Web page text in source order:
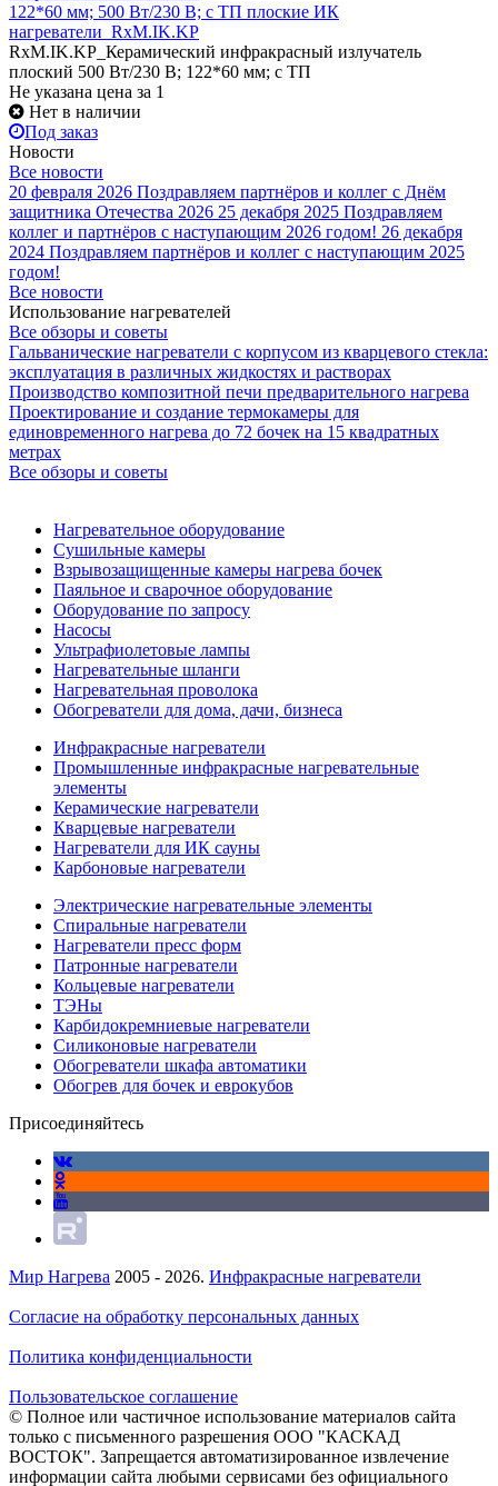
122*60 мм; 500 Вт/230 В; с ТП плоские ИК
нагреватели_RxM.IK.KP
RxM.IK.KP_Керамический инфракрасный излучатель
плоский 500 Вт/230 В; 122*60 мм; с ТП
Не указана цена за 1
Нет в наличии
Под заказ
Новости
Все новости
20 февраля 2026 Поздравляем партнёров и коллег с Днём
защитника Отечества 2026 25 декабря 2025 Поздравляем
коллег и партнёров с наступающим 2026 годом! 26 декабря
2024 Поздравляем партнёров и коллег с наступающим 2025
годом!
Все новости
Использование нагревателей
Все обзоры и советы
Гальванические нагреватели с корпусом из кварцевого стекла:
эксплуатация в различных жидкостях и растворах
Производство композитной печи предварительного нагрева
Проектирование и создание термокамеры для
единовременного нагрева до 72 бочек на 15 квадратных
метрах
Все обзоры и советы
Нагревательное оборудование
Сушильные камеры
Взрывозащищенные камеры нагрева бочек
Паяльное и сварочное оборудование
Оборудование по запросу
Насосы
Ультрафиолетовые лампы
Нагревательные шланги
Нагревательная проволока
Обогреватели для дома, дачи, бизнеса
Инфракрасные нагреватели
Промышленные инфракрасные нагревательные
элементы
Керамические нагреватели
Кварцевые нагреватели
Нагреватели для ИК сауны
Карбоновые нагреватели
Электрические нагревательные элементы
Спиральные нагреватели
Нагреватели пресс форм
Патронные нагреватели
Кольцевые нагреватели
ТЭНы
Карбидокремниевые нагреватели
Силиконовые нагреватели
Обогреватели шкафа автоматики
Обогрев для бочек и еврокубов
Присоединяйтесь
Мир Нагрева 2005 - 2026. Инфракрасные нагреватели
Согласие на обработку персональных данных
Политика конфиденциальности
Пользовательское соглашение
© Полное или частичное использование материалов сайта
только с письменного разрешения ООО "КАСКАД
ВОСТОК". Запрещается автоматизированное извлечение
информации сайта любыми сервисами без официального